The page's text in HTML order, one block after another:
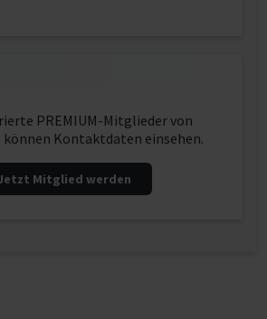
PREMIUM-Mitglieder von
können Kontaktdaten einsehen.
Mitglied werden